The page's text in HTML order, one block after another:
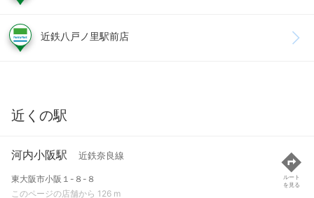
近鉄八戸ノ里駅前店
近くの駅
河内小阪駅 近鉄奈良線
東大阪市小阪１-８-８
このページの店舗から 126 m
ルート
を見る